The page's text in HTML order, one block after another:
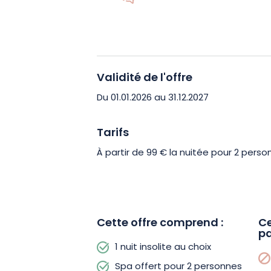
serez accueilli confortablement dans
Certaines lodges offrent l’expérience
encore d’une baignoire balnéo pour
inégalés.Ainsi, n’hésitez plus et
Moulin de Trimeule.
Validité de l'offre
Du 01.01.2026 au 31.12.2027
Tarifs
À partir de 99 € la nuitée pour 2
Cette offre comprend :
1 nuit insolite au choix
Spa offert pour 2 personnes